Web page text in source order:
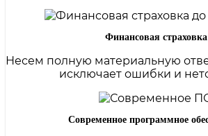
Финансовая страховка
Несем полную материальную
исключает ошибки и
Современное программное